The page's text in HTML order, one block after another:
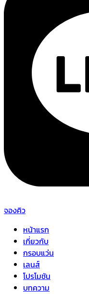
จองคิว
หน้าแรก
เกี่ยวกับ
กรอบแว่น
เลนส์
โปรโมชัน
บทความ